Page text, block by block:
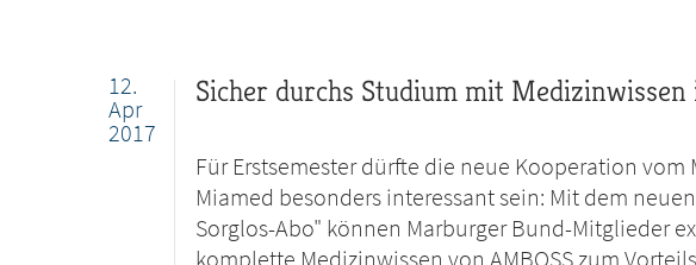
12.
Apr
2017
Sicher durchs Studium mit Medizinwissen
Für Erstsemester dürfte die neue Kooperation
Miamed besonders interessant sein: Mit dem
Sorglos-Abo" können Marburger Bund-Mitglieder
komplette Medizinwissen von AMBOSS zum